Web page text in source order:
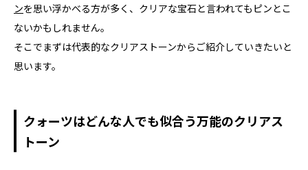
ンを思い浮かべる方が多く、クリアな宝石と言われてもピンとこ
ないかもしれません。
そこでまずは代表的なクリアストーンからご紹介していきたいと
思います。
クォーツはどんな人でも似合う万能のクリアス
トーン